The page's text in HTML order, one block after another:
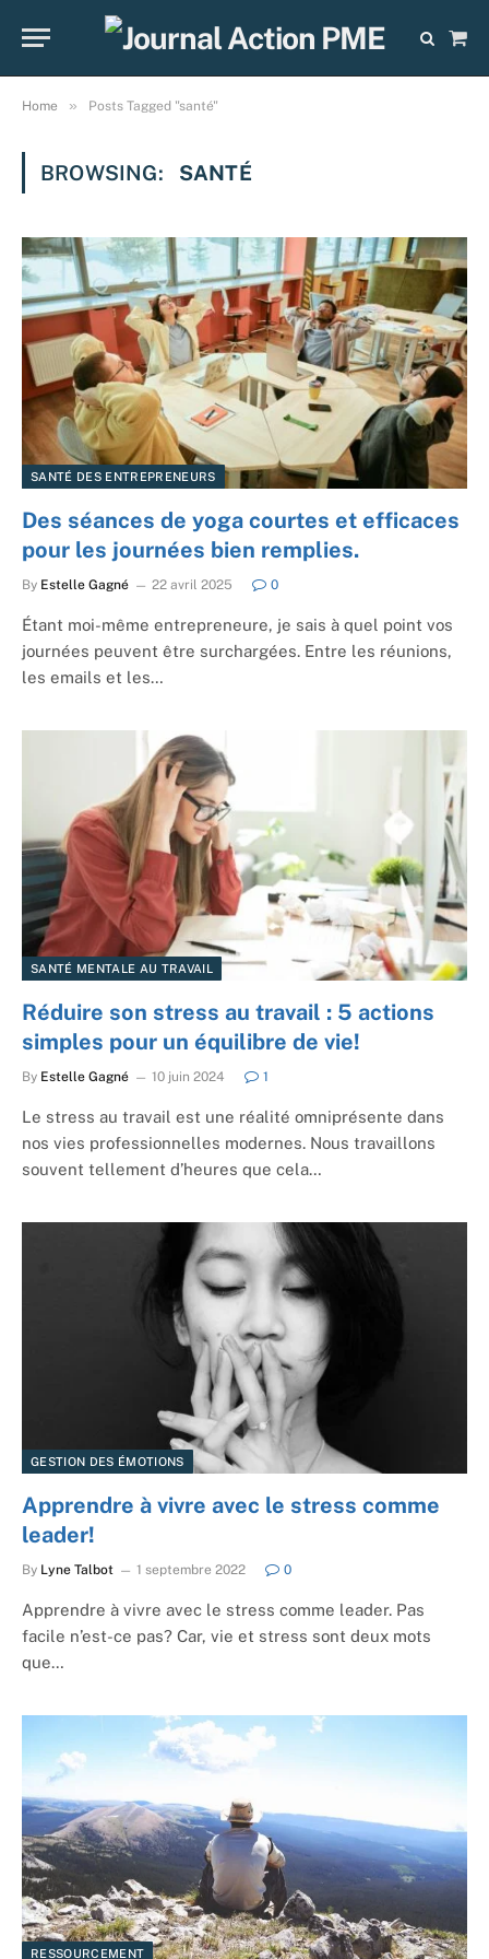
Cart
Home » Posts Tagged "santé"
BROWSING: SANTÉ
SANTÉ DES ENTREPRENEURS
Des séances de yoga courtes et efficaces
pour les journées bien remplies.
By Estelle Gagné 22 avril 2025 0
Étant moi-même entrepreneure, je sais à quel point vos
journées peuvent être surchargées. Entre les réunions,
les emails et les…
SANTÉ MENTALE AU TRAVAIL
Réduire son stress au travail : 5 actions
simples pour un équilibre de vie!
By Estelle Gagné 10 juin 2024 1
Le stress au travail est une réalité omniprésente dans
nos vies professionnelles modernes. Nous travaillons
souvent tellement d’heures que cela…
GESTION DES ÉMOTIONS
Apprendre à vivre avec le stress comme
leader!
By Lyne Talbot 1 septembre 2022 0
Apprendre à vivre avec le stress comme leader. Pas
facile n’est-ce pas? Car, vie et stress sont deux mots
que…
RESSOURCEMENT